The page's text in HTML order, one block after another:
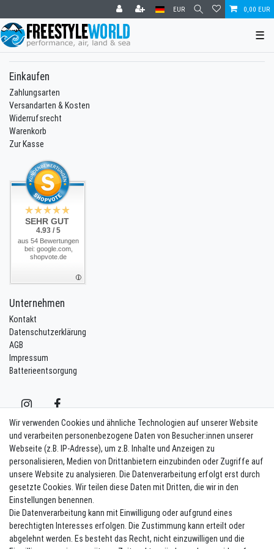
EUR 0,00 EUR
☰
Einkaufen
Zahlungsarten
Versandarten & Kosten
Widerrufsrecht
Warenkorb
Zur Kasse
SEHR GUT
4.93 / 5
aus 54 Bewertungen
bei: google.com,
shopvote.de
Unternehmen
Kontakt
Datenschutzerklärung
AGB
Impressum
Batterieentsorgung
Vertrag widerrufen Kontakt
Newsletter eintragen
Melde Dich an um alle Vorteile zu genießen. Plus 10 EUR Gutschein für
die Newsletteranmeldung, einlösbar ab 75 EUR Warenwert!
E-MAIL **
Newsletter
Wir verwenden Cookies und ähnliche Technologien auf unserer Website
und verarbeiten personenbezogene Daten von Besucher:innen unserer
Webseite (z.B. IP-Adresse), um z.B. Inhalte und Anzeigen zu
personalisieren, Medien von Drittanbietern einzubinden oder Zugriffe auf
unsere Website zu analysieren. Die Datenverarbeitung erfolgt erst durch
gesetzte Cookies. Wir teilen diese Daten mit Dritten, die wir in den
Einstellungen benennen.
Die Datenverarbeitung kann mit Einwilligung oder aufgrund eines
berechtigten Interesses erfolgen. Die Zustimmung kann erteilt oder
abgelehnt werden. Es besteht das Recht, nicht einzuwilligen und die